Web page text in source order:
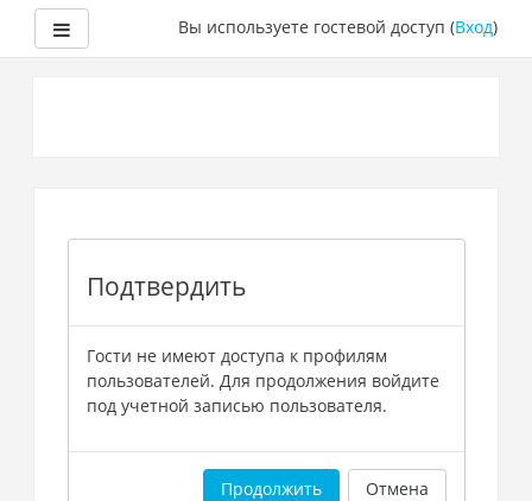
Боковая панельВы используете гостевой доступ (Вход)
Подтвердить
Гости не имеют доступа к профилям
пользователей. Для продолжения войдите
под учетной записью пользователя.
Продолжить Отмена